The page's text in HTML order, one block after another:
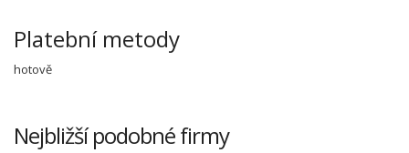
Platební metody
hotově
Nejbližší podobné firmy